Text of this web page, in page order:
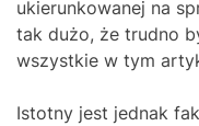
ukierunkowanej na
tak dużo, że trudno
wszystkie w tym
Istotny jest jednak